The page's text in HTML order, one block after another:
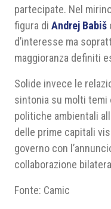
partecipate. Nel
figura di Andrej Babiš
d’interesse ma
maggioranza definiti
Solide invece le
sintonia su molti temi
politiche ambientali
delle prime capitali
governo con
collaborazione
Fonte: Camic